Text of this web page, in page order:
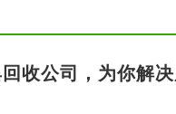
收公司，为你解